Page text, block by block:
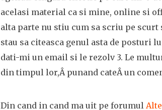
acelasi material ca si mine, online si
alta parte nu stiu cum sa scriu pe
stau sa citeasca genul asta de posturi
dati-mi un email si le rezolv 3. Le
din timpul lor,Â punand cateÂ un
Din cand in cand ma uit pe forumul